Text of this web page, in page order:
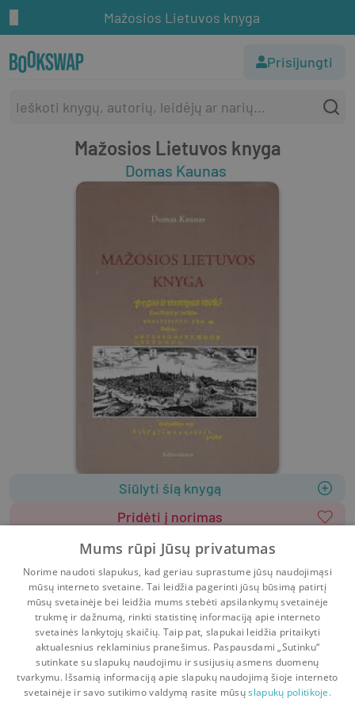
Mažosios Lietuvos knyga
Prisijungti
Mažosios Lietuvos knyga
Domas Kaunas
Siūlyti šią knygą
Pridėti į norimas
767 psl.
Kietas
Lietuviškos knygos raida 1547 - 1940 metais.
Pradinis Krepšelis Pokalbiai Pranešimai Paskyra
Mums rūpi Jūsų privatumas
Norime naudoti slapukus, kad geriau suprastume jūsų naudojimąsi
mūsų interneto svetaine. Tai leidžia pagerinti jūsų būsimą patirtį
mūsų svetainėje bei leidžia mums stebėti apsilankymų svetainėje
trukmę ir dažnumą, rinkti statistinę informaciją apie interneto
svetainės lankytojų skaičių. Taip pat, slapukai leidžia pritaikyti
aktualesnius reklaminius pranešimus. Paspausdami „Sutinku“
sutinkate su slapukų naudojimu ir susijusių asmens duomenų
tvarkymu. Išsamią informaciją apie slapukų naudojimą šioje interneto
svetainėje ir savo sutikimo valdymą rasite mūsųslapukų politikoje.